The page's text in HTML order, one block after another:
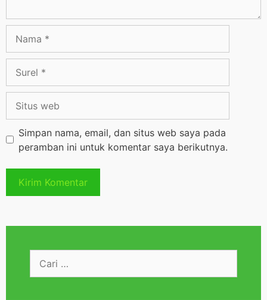
Simpan nama, email, dan situs web saya pada
peramban ini untuk komentar saya berikutnya.